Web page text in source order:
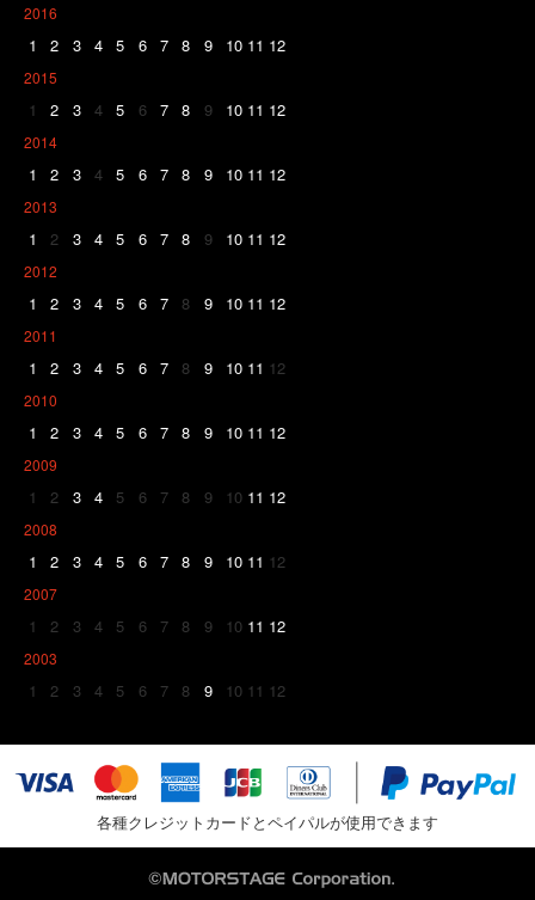
2016
1 2 3 4 5 6 7 8 9 10 11 12
2015
1 2 3 4 5 6 7 8 9 10 11 12
2014
1 2 3 4 5 6 7 8 9 10 11 12
2013
1 2 3 4 5 6 7 8 9 10 11 12
2012
1 2 3 4 5 6 7 8 9 10 11 12
2011
1 2 3 4 5 6 7 8 9 10 11 12
2010
1 2 3 4 5 6 7 8 9 10 11 12
2009
1 2 3 4 5 6 7 8 9 10 11 12
2008
1 2 3 4 5 6 7 8 9 10 11 12
2007
1 2 3 4 5 6 7 8 9 10 11 12
2003
1 2 3 4 5 6 7 8 9 10 11 12
各種クレジットカードとペイパルが使用できます